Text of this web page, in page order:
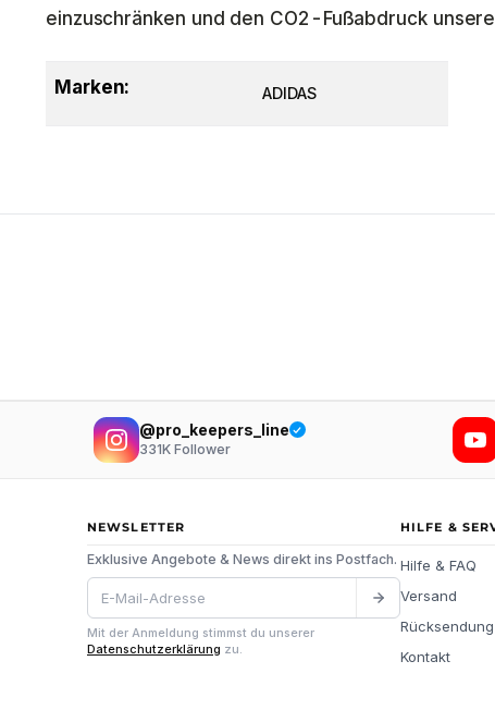
einzuschränken und den CO2-Fußabdruck
Marken: ADIDAS
@pro_keepers_line
331KFollower
NEWSLETTER
Exklusive Angebote & News direkt ins Postfach.
Mit der Anmeldung stimmst du unserer
Datenschutzerklärung zu.
HILFE &
Hilfe & FAQ
Versand
Rücksendung
Kontakt